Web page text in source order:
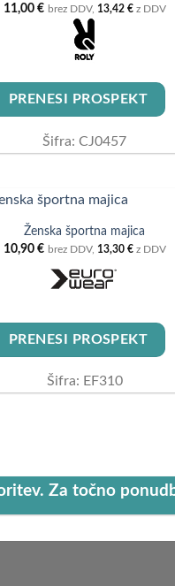
11,00 € brez DDV, 13,42 €z DDV
PRENESI PROSPEKT
Šifra: CJ0457
Ženska športna majica
10,90 € brez DDV, 13,30 €z DDV
PRENESI PROSPEKT
Šifra: EF310
Za točno